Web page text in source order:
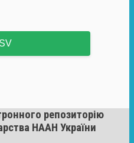
репозиторію
НААН України